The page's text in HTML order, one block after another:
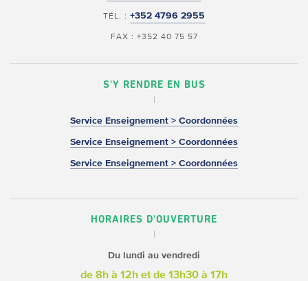
TÉL. : +352 4796 2955
FAX : +352 40 75 57
S'Y RENDRE EN BUS
Service Enseignement > Coordonnées
Service Enseignement > Coordonnées
Service Enseignement > Coordonnées
HORAIRES D'OUVERTURE
Du lundi au vendredi
de 8h à 12h et de 13h30 à 17h